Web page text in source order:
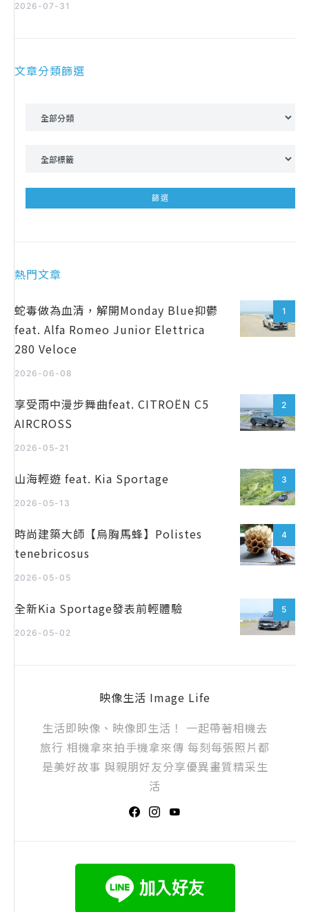
2026-07-31
文章分類篩選
熱門文章
1
蛇毒做為血清，解開Monday Blue抑鬱
feat. Alfa Romeo Junior Elettrica
280 Veloce
2026-06-08
2
享受雨中漫步舞曲feat. CITROËN C5
AIRCROSS
2026-05-21
3
山海輕遊 feat. Kia Sportage
2026-05-13
4
時尚建築大師【烏胸馬蜂】Polistes
tenebricosus
2026-05-05
5
全新Kia Sportage發表前輕體驗
2026-05-02
映像生活 Image Life
生活即映像、映像即生活！ 一起帶著相機去
旅行 相機拿來拍手機拿來傳 每刻每張照片都
是美好故事 與親朋好友分享優異畫質精采生
活